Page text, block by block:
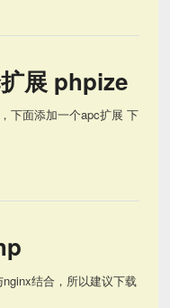
展 phpize
下面添加一个apc扩展 下
结合，所以建议下载